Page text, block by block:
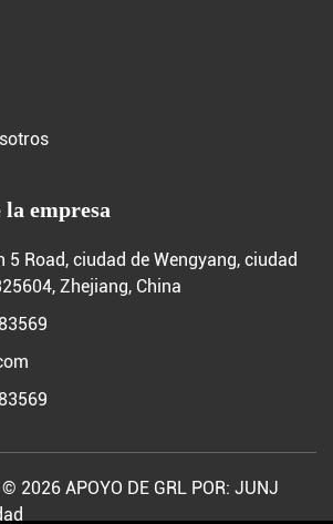
empresa
5 Road, ciudad de Wengyang, ciudad
Zhejiang, China
2026 APOYO DE GRL POR: JUNJ